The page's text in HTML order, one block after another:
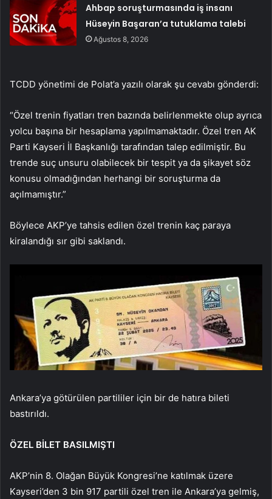
Ahbap soruşturmasında iş insanı
Hüseyin Başaran’a tutuklama talebi
Ağustos 8, 2026
TCDD yönetimi de Polat’a yazılı olarak şu cevabı gönderdi:
“Özel trenin fiyatları tren bazında belirlenmekte olup ayrıca
yolcu başına bir hesaplama yapılmamaktadır. Özel tren AK
Parti Kayseri İl Başkanlığı tarafından talep edilmiştir. Bu
trende suç unsuru olabilecek bir tespit ya da şikayet söz
konusu olmadığından herhangi bir soruşturma da
açılmamıştır.”
Böylece AKP’ye tahsis edilen özel trenin kaç paraya
kiralandığı sır gibi saklandı.
Ankara’ya götürülen partililer için bir de hatıra bileti
bastırıldı.
ÖZEL BİLET BASILMIŞTI
AKP’nin 8. Olağan Büyük Kongresi’ne katılmak üzere
Kayseri’den 3 bin 917 partili özel tren ile Ankara’ya gelmiş,